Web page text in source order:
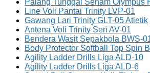
Palang Tunggal Senam Olympus
Line Voli Pantai Trinity LVP-01
Gawang Lari Trinity GLT-05 Atletik
Antena Voli Trinity Seri AV-01
Bendera Wasit Sepakbola BWS-
Body Protector Softball Top Spin
Agility Ladder Drills Liga ALD-10
Agility Ladder Drills Liga ALD-6